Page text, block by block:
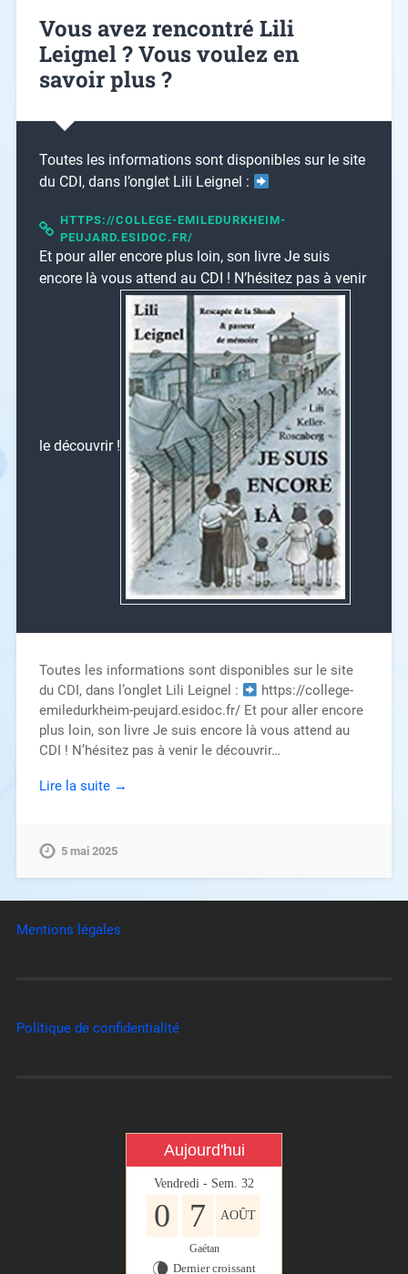
Vous avez rencontré Lili
Leignel ? Vous voulez en
savoir plus ?
Toutes les informations sont disponibles sur le site
du CDI, dans l’onglet Lili Leignel :
HTTPS://COLLEGE-EMILEDURKHEIM-
PEUJARD.ESIDOC.FR/
Et pour aller encore plus loin, son livre Je suis
encore là vous attend au CDI ! N’hésitez pas à venir
le découvrir !
Toutes les informations sont disponibles sur le site
du CDI, dans l’onglet Lili Leignel :
https://college-
emiledurkheim-peujard.esidoc.fr/ Et pour aller encore
plus loin, son livre Je suis encore là vous attend au
CDI ! N’hésitez pas à venir le découvrir…
Lire la suite →
5 mai 2025
Mentions légales
Politique de confidentialité
Aujourd'hui
Vendredi - Sem. 32
0 7 AOÛT
Gaétan
V Dernier croissant